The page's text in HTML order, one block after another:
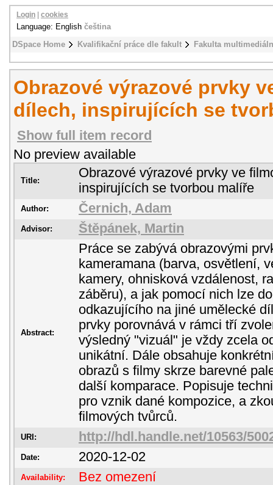
DSpace Home Kvalifikační práce dle fakult Fakulta
Login cookies
Language: English čeština
Obrazové výrazové prvky
dílech, inspirujících se
Show full item record
No preview available
Title:
Obrazové výrazové prvky ve
inspirujících se tvorbou malíře
Author: Černich, Adam
Advisor: Štěpánek, Martin
Abstract:
Práce se zabývá obrazovými
kameramana (barva, osvětlení,
kamery, ohnisková vzdálenost,
záběru), a jak pomocí nich lze
odkazujícího na jiné umělecké
prvky porovnává v rámci tří
výsledný "vizuál" je vždy zcela
unikátní. Dále obsahuje
obrazů s filmy skrze barevné
další komparace. Popisuje
pro vznik dané kompozice, a
filmových tvůrců.
URI: http://hdl.handle.net/10563/
Date: 2020-12-02
Availability: Bez omezení